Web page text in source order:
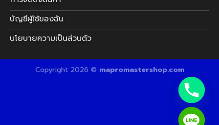
บัญชีผู้ใช้ของฉัน
นโยบายความเป็นส่วนตัว
Copyright 2026 © mapromastershop.com